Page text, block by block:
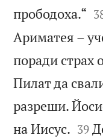
прободоха.“ 
Ариматея –
поради страх
Пилат да
разреши.
на Иисус. 

39